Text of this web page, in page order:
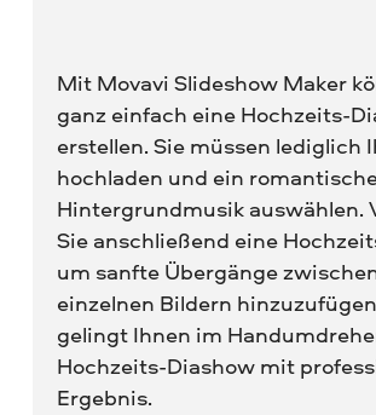
Mit Movavi Slideshow Maker
ganz einfach eine Hochzeits-
erstellen. Sie müssen lediglich
hochladen und ein
Hintergrundmusik auswählen.
Sie anschließend eine
um sanfte Übergänge
einzelnen Bildern
gelingt Ihnen im
Hochzeits-Diashow mit
Ergebnis.